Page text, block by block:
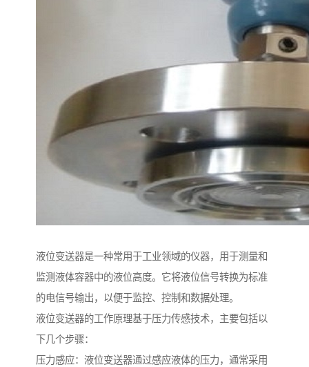
液位变送器是一种常用于工业领域的仪器，用于测量和
监测液体容器中的液位高度。它将液位信号转换为标准
的电信号输出，以便于监控、控制和数据处理。
液位变送器的工作原理基于压力传感技术，主要包括以
下几个步骤：
压力感应：液位变送器通过感应液体的压力，通常采用